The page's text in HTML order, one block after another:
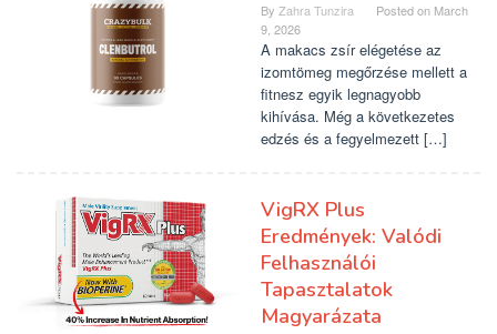
By Zahra Tunzira Posted on March
9, 2026
A makacs zsír elégetése az
izomtömeg megőrzése mellett a
fitnesz egyik legnagyobb
kihívása. Még a következetes
edzés és a fegyelmezett […]
VigRX Plus
Eredmények: Valódi
Felhasználói
Tapasztalatok
Magyarázata